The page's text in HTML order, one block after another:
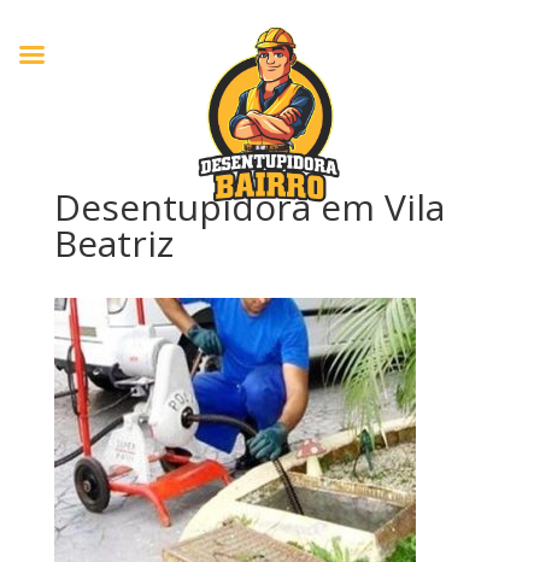
Desentupidora em Vila
Beatriz